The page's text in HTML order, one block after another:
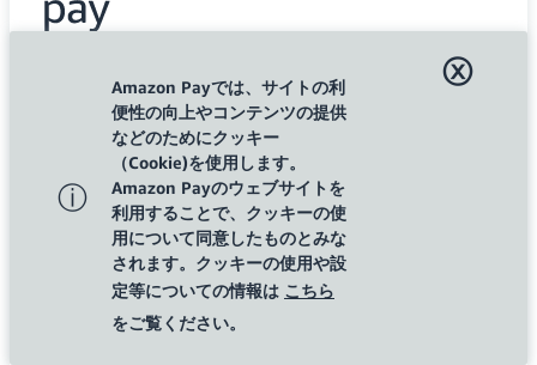
購入者様向け法人・企業様向け
twitterfacebook
©2026 Amazon.com, Inc. or its Affiliates
ⓘ
Amazon Payでは、サイトの利
便性の向上やコンテンツの提供
などのためにクッキー
（Cookie)を使用します。
Amazon Payのウェブサイトを
利用することで、クッキーの使
用について同意したものとみな
されます。クッキーの使用や設
定等についての情報は こちら
をご覧ください。
ⓧ